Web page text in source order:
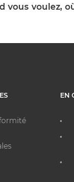
vous voulez,
EN